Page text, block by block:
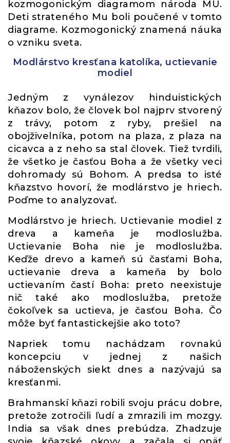
kozmogonickým diagramom národa MU.
Deti strateného Mu boli poučené v tomto
diagrame. Kozmogonický znamená náuka
o vzniku sveta.
Modlárstvo kresťana katolíka, uctievanie
modiel
Jedným z vynálezov hinduistických
kňazov bolo, že človek bol najprv stvorený
z trávy, potom z ryby, prešiel na
obojživelníka, potom na plaza, z plaza na
cicavca a z neho sa stal človek. Tiež tvrdili,
že všetko je časťou Boha a že všetky veci
dohromady sú Bohom. A predsa to isté
kňazstvo hovorí, že modlárstvo je hriech.
Poďme to analyzovať.
Modlárstvo je hriech. Uctievanie modiel z
dreva a kameňa je modloslužba.
Uctievanie Boha nie je modloslužba.
Keďže drevo a kameň sú časťami Boha,
uctievanie dreva a kameňa by bolo
uctievaním častí Boha: preto neexistuje
nič také ako modloslužba, pretože
čokoľvek sa uctieva, je časťou Boha. Čo
môže byť fantastickejšie ako toto?
Napriek tomu nachádzam rovnakú
koncepciu v jednej z našich
náboženských siekt dnes a nazývajú sa
kresťanmi.
Brahmanskí kňazi robili svoju prácu dobre,
pretože zotročili ľudí a zmrazili im mozgy.
India sa však dnes prebúdza. Zhadzuje